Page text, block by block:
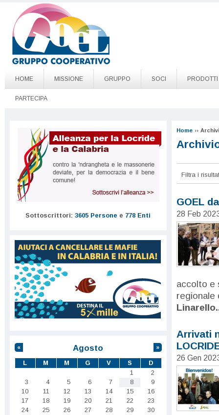
Salta al contenuto principale
Go to page top
HOME MISSIONE GRUPPO SOCI PRODOTTI
PARTECIPA
Home ››
Filtra i
GOEL
28 Feb
accolto e
regionale
Arrivati
26 Gen
Pagine
Sottoscrittori: 3605 Persone e 778 Enti
Agosto
« »
L M M G V S
D
1
2
3
4 5 6 7 8
9
10
11 12 13 14 15
16
17
18 19 20 21 22
23
24
25 26 27 28 29
30